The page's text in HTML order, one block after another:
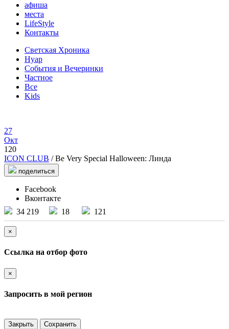
афиша
места
LifeStyle
Контакты
Светская Хроника
Нуар
События и Вечеринки
Частное
Все
Kids
27
Окт
120
ICON CLUB / Be Very Special Halloween: Линда
поделиться
Facebook
Вконтакте
34 219
18 121
×
Ссылка на отбор фото
×
Запросить в мой регион
Закрыть Сохранить